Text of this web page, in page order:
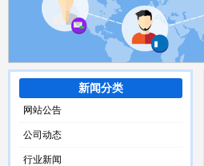
新闻分类
网站公告
公司动态
行业新闻